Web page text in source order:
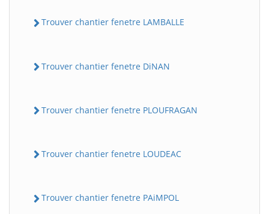
Trouver chantier fenetre LAMBALLE
Trouver chantier fenetre DiNAN
Trouver chantier fenetre PLOUFRAGAN
Trouver chantier fenetre LOUDEAC
Trouver chantier fenetre PAiMPOL